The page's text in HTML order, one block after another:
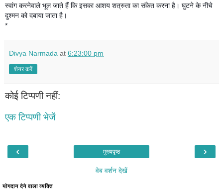
स्वांग करनेवाले भूल जाते हैं कि इसका आशय शत्रुता का संकेत करना है। घुटने के नीचे
दुश्मन को दबाया जाता है।
*
Divya Narmada at 6:23:00 pm
शेयर करें
कोई टिप्पणी नहीं:
एक टिप्पणी भेजें
‹ ›
मुख्यपृष्ठ
वेब वर्शन देखें
योगदान देने वाला व्यक्ति